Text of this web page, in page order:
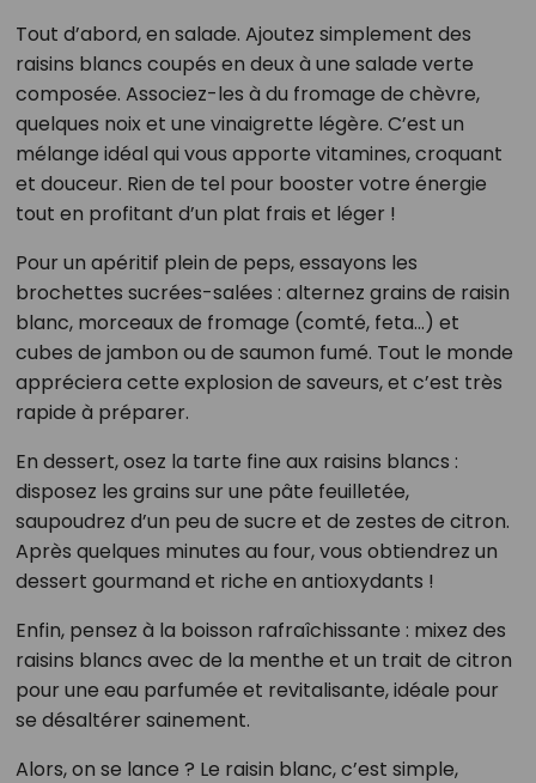
Tout d’abord, en salade. Ajoutez simplement des
raisins blancs coupés en deux à une salade verte
composée. Associez-les à du fromage de chèvre,
quelques noix et une vinaigrette légère. C’est un
mélange idéal qui vous apporte vitamines, croquant
et douceur. Rien de tel pour booster votre énergie
tout en profitant d’un plat frais et léger !
Pour un apéritif plein de peps, essayons les
brochettes sucrées-salées : alternez grains de raisin
blanc, morceaux de fromage (comté, feta…) et
cubes de jambon ou de saumon fumé. Tout le monde
appréciera cette explosion de saveurs, et c’est très
rapide à préparer.
En dessert, osez la tarte fine aux raisins blancs :
disposez les grains sur une pâte feuilletée,
saupoudrez d’un peu de sucre et de zestes de citron.
Après quelques minutes au four, vous obtiendrez un
dessert gourmand et riche en antioxydants !
Enfin, pensez à la boisson rafraîchissante : mixez des
raisins blancs avec de la menthe et un trait de citron
pour une eau parfumée et revitalisante, idéale pour
se désaltérer sainement.
Alors, on se lance ? Le raisin blanc, c’est simple,